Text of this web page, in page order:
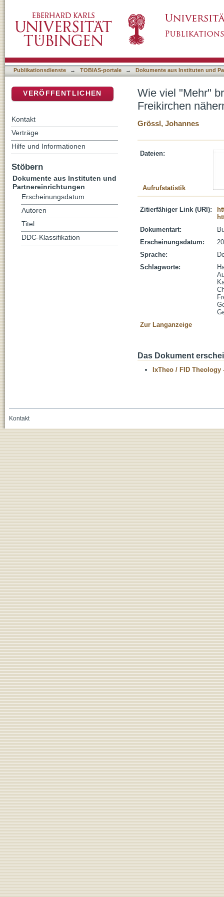
Publikationsdienste → TOBIAS-portale → Dokumente aus Instituten und
Wie viel "Mehr"
Freikirchen
Grössl, Johannes
Dateien:
Aufrufstatistik
Zitierfähiger Link (URI):
Dokumentart:
Erscheinungsdatum:
Sprache:
Schlagworte:
Zur Langanzeige
Das Dokument
IxTheo / FID Theology
VERÖFFENTLICHEN
Kontakt
Verträge
Hilfe und Informationen
Stöbern
Dokumente aus Instituten und
Partnereinrichtungen
Erscheinungsdatum
Autoren
Titel
DDC-Klassifikation
Kontakt